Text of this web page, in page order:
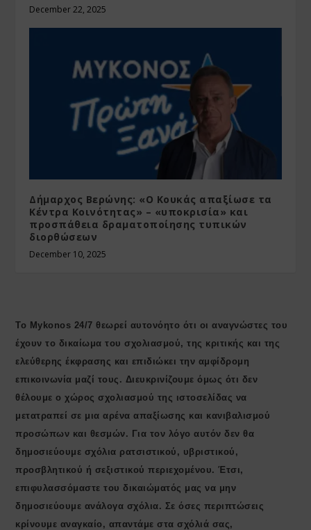
December 22, 2025
Δήμαρχος Βερώνης: «Ο Κουκάς απαξίωσε τα
Κέντρα Κοινότητας» – «υποκρισία» και
προσπάθεια δραματοποίησης τυπικών
διορθώσεων
December 10, 2025
Το Mykonos 24/7 θεωρεί αυτονόητο ότι οι αναγνώστες του
έχουν το δικαίωμα του σχολιασμού, της κριτικής και της
ελεύθερης έκφρασης και επιδιώκει την αμφίδρομη
επικοινωνία μαζί τους. Διευκρινίζουμε όμως ότι δεν
θέλουμε ο χώρος σχολιασμού της ιστοσελίδας να
μετατραπεί σε μια αρένα απαξίωσης και κανιβαλισμού
προσώπων και θεσμών. Για τον λόγο αυτόν δεν θα
δημοσιεύουμε σχόλια ρατσιστικού, υβριστικού,
προσβλητικού ή σεξιστικού περιεχομένου. Έτσι,
επιφυλασσόμαστε του δικαιώματός μας να μην
δημοσιεύουμε ανάλογα σχόλια. Σε όσες περιπτώσεις
κρίνουμε αναγκαίο, απαντάμε στα σχόλιά σας,